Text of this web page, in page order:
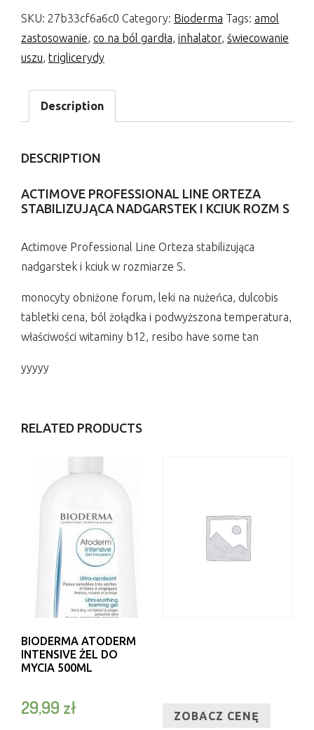
SKU: 27b33cf6a6c0 Category: Bioderma Tags: amol
zastosowanie, co na ból gardła, inhalator, świecowanie
uszu, triglicerydy
Description
DESCRIPTION
ACTIMOVE PROFESSIONAL LINE ORTEZA
STABILIZUJĄCA NADGARSTEK I KCIUK ROZM S
Actimove Professional Line Orteza stabilizująca
nadgarstek i kciuk w rozmiarze S.
monocyty obniżone forum, leki na nużeńca, dulcobis
tabletki cena, ból żołądka i podwyższona temperatura,
właściwości witaminy b12, resibo have some tan
yyyyy
RELATED PRODUCTS
BIODERMA ATODERM
INTENSIVE ŻEL DO
MYCIA 500ML
29,99 zł ZOBACZ CENĘ